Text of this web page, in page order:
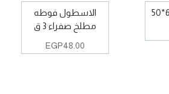
الاسطول فوطه
مطلخ صفراء 3 ق
EGP48.00